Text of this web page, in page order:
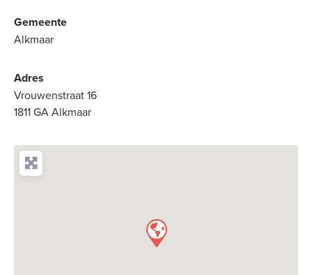
Gemeente
Alkmaar
Adres
Vrouwenstraat 16
1811 GA Alkmaar